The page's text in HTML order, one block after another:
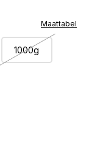
1000g
Maattabel